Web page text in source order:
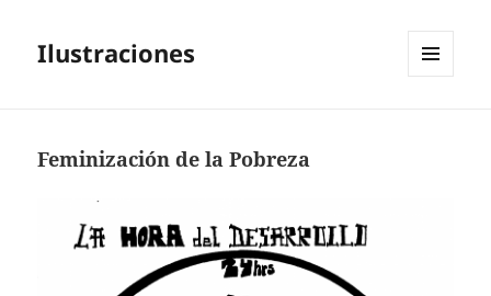
Ilustraciones
Feminización de la Pobreza